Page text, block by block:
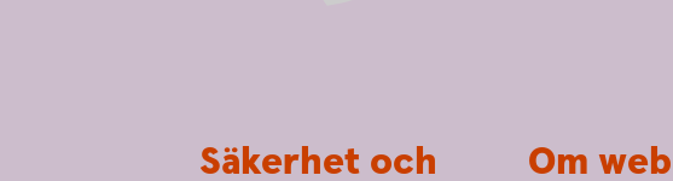
Säkerhet och Om